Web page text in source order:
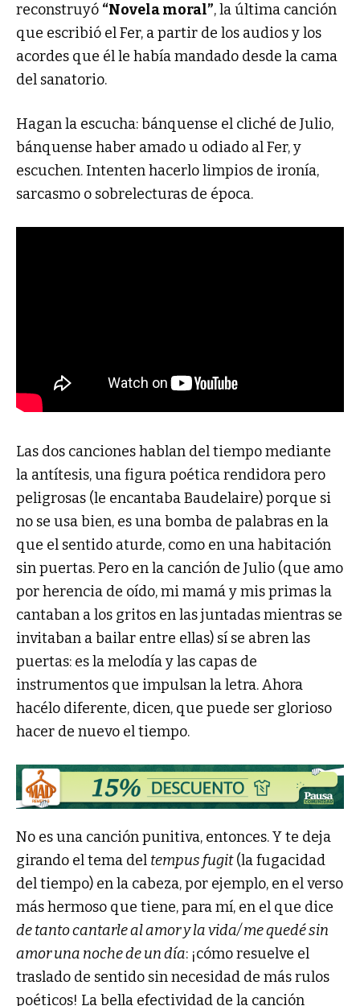
reconstruyó “Novela moral”, la última canción
que escribió el Fer, a partir de los audios y los
acordes que él le había mandado desde la cama
del sanatorio.
Hagan la escucha: bánquense el cliché de Julio,
bánquense haber amado u odiado al Fer, y
escuchen. Intenten hacerlo limpios de ironía,
sarcasmo o sobrelecturas de época.
Las dos canciones hablan del tiempo mediante
la antítesis, una figura poética rendidora pero
peligrosas (le encantaba Baudelaire) porque si
no se usa bien, es una bomba de palabras en la
que el sentido aturde, como en una habitación
sin puertas. Pero en la canción de Julio (que amo
por herencia de oído, mi mamá y mis primas la
cantaban a los gritos en las juntadas mientras se
invitaban a bailar entre ellas) sí se abren las
puertas: es la melodía y las capas de
instrumentos que impulsan la letra. Ahora
hacélo diferente, dicen, que puede ser glorioso
hacer de nuevo el tiempo.
No es una canción punitiva, entonces. Y te deja
girando el tema del tempus fugit(la fugacidad
del tiempo) en la cabeza, por ejemplo, en el verso
más hermoso que tiene, para mí, en el que dice
de tanto cantarle al amor y la vida/ me quedé sin
amor una noche de un día: ¡cómo resuelve el
traslado de sentido sin necesidad de más rulos
poéticos! La bella efectividad de la canción